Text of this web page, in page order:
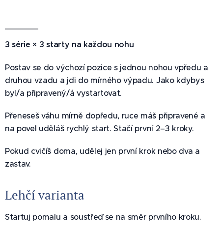
3 série × 3 starty na každou nohu
Postav se do výchozí pozice s jednou nohou vpředu a
druhou vzadu a jdi do mírného výpadu. Jako kdybys
byl/a připravený/á vystartovat.
Přeneseš váhu mírně dopředu, ruce máš připravené a
na povel uděláš rychlý start. Stačí první 2–3 kroky.
Pokud cvičíš doma, udělej jen první krok nebo dva a
zastav.
Lehčí varianta
Startuj pomalu a soustřeď se na směr prvního kroku.